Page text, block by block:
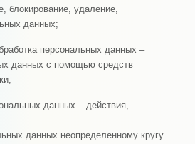
блокирование, удаление,
данных;
персональных данных –
данных с помощью средств
данных – действия,
данных неопределенному кругу